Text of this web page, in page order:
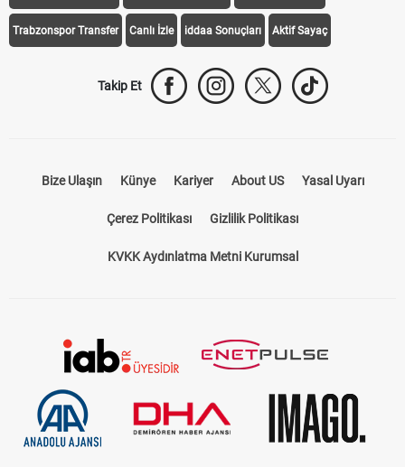
Trabzonspor Transfer Canlı İzle iddaa Sonuçları Aktif Sayaç
Takip Et
Bize Ulaşın Künye Kariyer About US Yasal Uyarı
Çerez Politikası Gizlilik Politikası
KVKK Aydınlatma Metni Kurumsal